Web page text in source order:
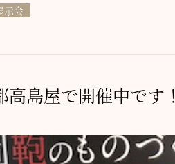
示会
島屋で開催中です！